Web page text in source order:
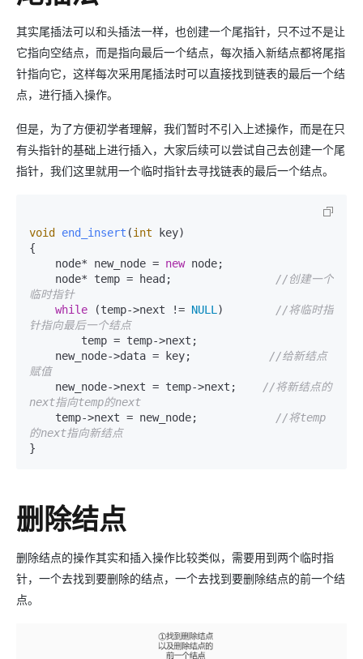
其实尾插法可以和头插法一样，也创建一个尾指针，只不过不是让
它指向空结点，而是指向最后一个结点，每次插入新结点都将尾指
针指向它，这样每次采用尾插法时可以直接找到链表的最后一个结
点，进行插入操作。
但是，为了方便初学者理解，我们暂时不引入上述操作，而是在只
有头指针的基础上进行插入，大家后续可以尝试自己去创建一个尾
指针，我们这里就用一个临时指针去寻找链表的最后一个结点。
void end_insert (int key)
{
    node* new_node =
new node;
    node* temp = head;
//创建一个
临时指针
while (temp->next != NULL )
//将临时指
针指向最后一个结点
    new_node->data = key;
//给新结点
赋值
    new_node->next = temp->next;
//将新结点的
next指向temp的next
    temp->next = new_node;
//将temp
的next指向新结点
}
删除结点
删除结点的操作其实和插入操作比较类似，需要用到两个临时指
针，一个去找到要删除的结点，一个去找到要删除结点的前一个结
点。